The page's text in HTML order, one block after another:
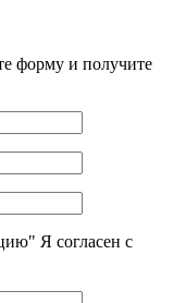
форму и получите
Я согласен с